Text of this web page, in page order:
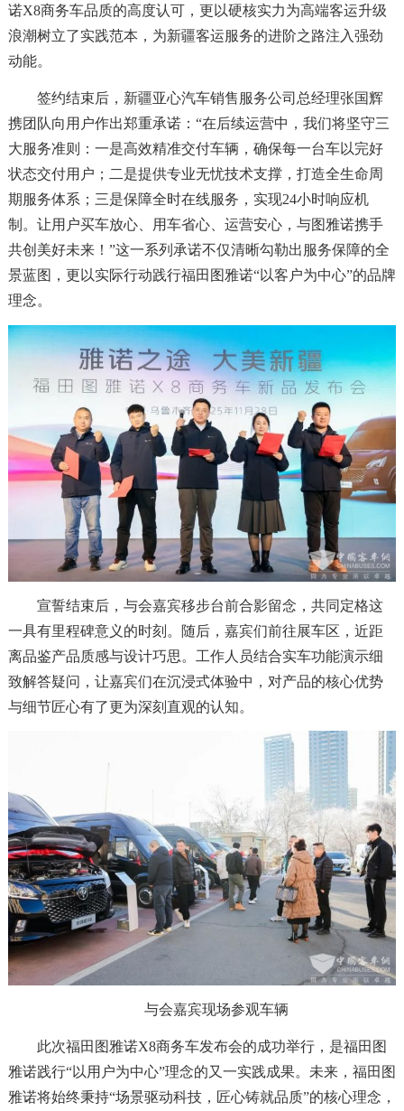
诺X8商务车品质的高度认可，更以硬核实力为高端客运升级
浪潮树立了实践范本，为新疆客运服务的进阶之路注入强劲
动能。
签约结束后，新疆亚心汽车销售服务公司总经理张国辉
携团队向用户作出郑重承诺：“在后续运营中，我们将坚守三
大服务准则：一是高效精准交付车辆，确保每一台车以完好
状态交付用户；二是提供专业无忧技术支撑，打造全生命周
期服务体系；三是保障全时在线服务，实现24小时响应机
制。让用户买车放心、用车省心、运营安心，与图雅诺携手
共创美好未来！”这一系列承诺不仅清晰勾勒出服务保障的全
景蓝图，更以实际行动践行福田图雅诺“以客户为中心”的品牌
理念。
宣誓结束后，与会嘉宾移步台前合影留念，共同定格这
一具有里程碑意义的时刻。随后，嘉宾们前往展车区，近距
离品鉴产品质感与设计巧思。工作人员结合实车功能演示细
致解答疑问，让嘉宾们在沉浸式体验中，对产品的核心优势
与细节匠心有了更为深刻直观的认知。
与会嘉宾现场参观车辆
此次福田图雅诺X8商务车发布会的成功举行，是福田图
雅诺践行“以用户为中心”理念的又一实践成果。未来，福田图
雅诺将始终秉持“场景驱动科技，匠心铸就品质”的核心理念，